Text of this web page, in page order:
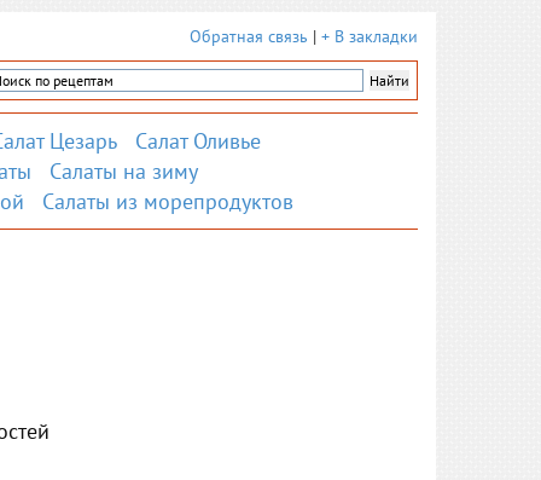
Обратная связь | + В закладки
Цезарь
Салат Оливье
Салаты на зиму
Салаты из морепродуктов